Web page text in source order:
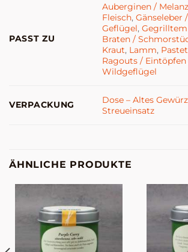
PASST ZU
Auberginen /
Fleisch,Gänseleber
Geflügel,
Braten /
Kraut, Lamm,
Ragouts / Eintöpfen
Wildgeflügel
VERPACKUNG
Dose – Altes
Streueinsatz
ÄHNLICHE PRODUKTE